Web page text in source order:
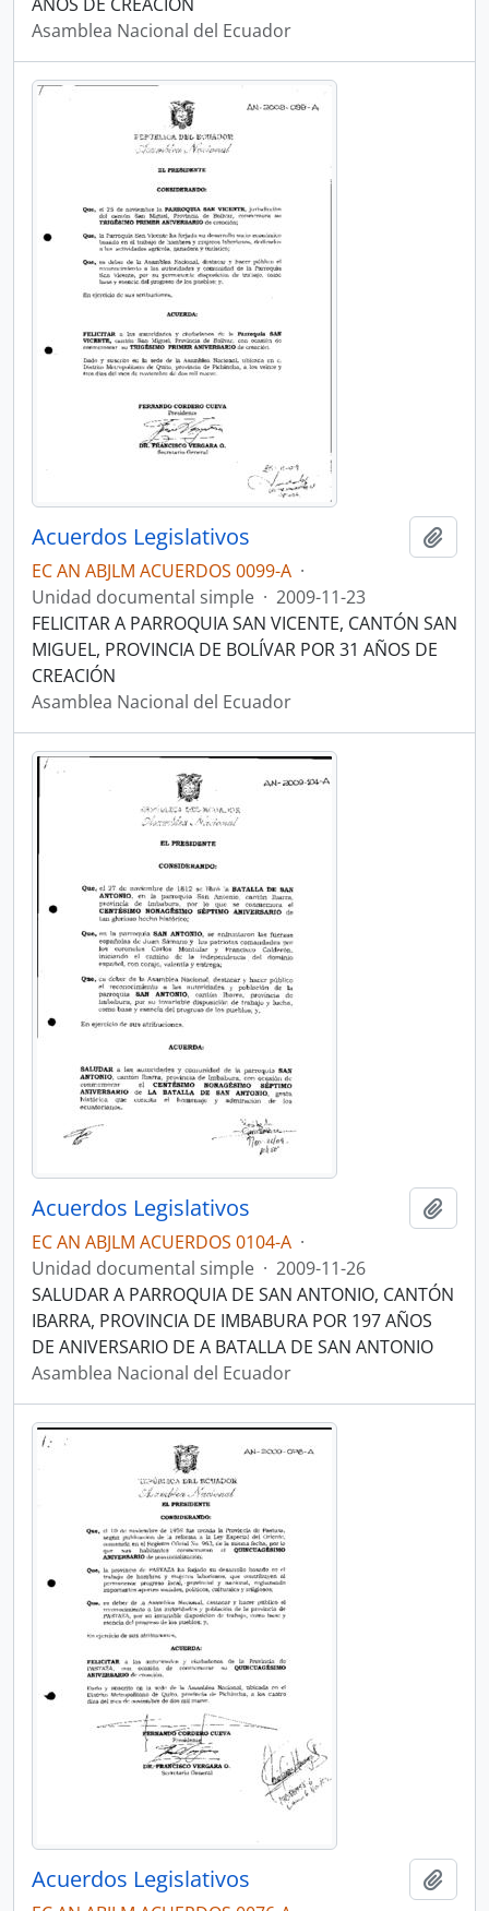
Asamblea Nacional del Ecuador
Acuerdos Legislativos
EC AN ABJLM ACUERDOS 0099-A ·
Unidad documental simple · 2009-11-23
FELICITAR A PARROQUIA SAN VICENTE, CANTÓN SAN
MIGUEL, PROVINCIA DE BOLÍVAR POR 31 AÑOS DE
CREACIÓN
Asamblea Nacional del Ecuador
Acuerdos Legislativos
EC AN ABJLM ACUERDOS 0104-A ·
Unidad documental simple · 2009-11-26
SALUDAR A PARROQUIA DE SAN ANTONIO, CANTÓN
IBARRA, PROVINCIA DE IMBABURA POR 197 AÑOS
DE ANIVERSARIO DE A BATALLA DE SAN ANTONIO
Asamblea Nacional del Ecuador
Acuerdos Legislativos